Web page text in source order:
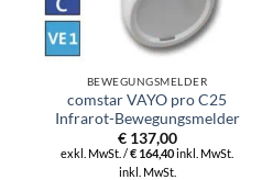
BEWEGUNGSMELDER
comstar VAYO pro C25
Infrarot-Bewegungsmelder
€137,00
exkl. MwSt. /€ 164,40inkl. MwSt.
inkl. MwSt.